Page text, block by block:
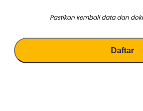
Pastikan kembali data dan